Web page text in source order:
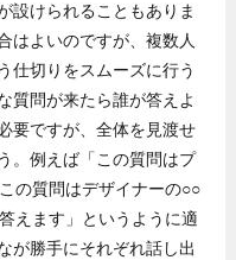
設けられることもありま
はよいのですが、複数人
仕切りをスムーズに行う
質問が来たら誰が答えよ
要ですが、全体を見渡せ
。例えば「この質問はプ
の質問はデザイナーの○○
えます」というように適
が勝手にそれぞれ話し出